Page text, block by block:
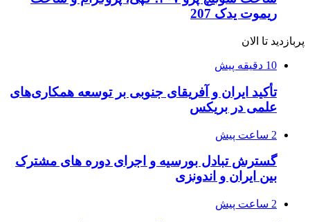
ریموت یدک 207
پربازدید تا الان
10 دقیقه پیش
تأکید ایران و آفریقای جنوبی بر توسعه همکاری‌های
علمی در بریکس
2 ساعت پیش
گسترش تبادل بورسیه و اجرای دوره های مشترک
بین ایران و اندونزی
2 ساعت پیش